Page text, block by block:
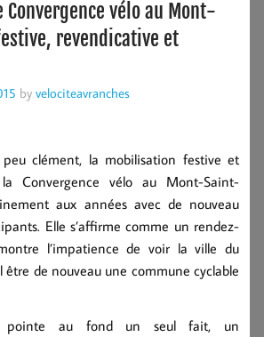
Convergence vélo au Mont-
revendicative et
by velociteavranches
clément, la mobilisation festive et
Convergence vélo au Mont-Saint-
aux années avec de nouveau
Elle s’affirme comme un rendez-
l’impatience de voir la ville du
de nouveau une commune cyclable
pointe au fond un seul fait, un